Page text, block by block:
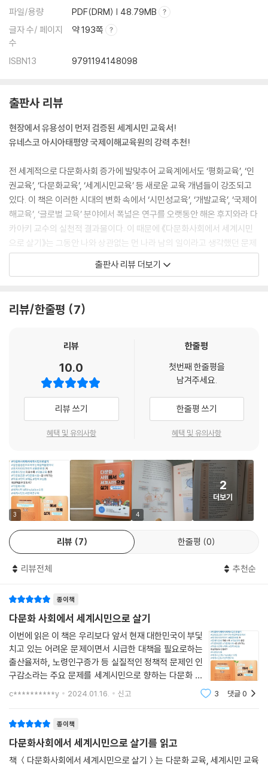
파일/용량
PDF(DRM) | 48.79MB
글자 수/ 페이지
수
약 193쪽
ISBN13 9791194148098
출판사 리뷰
현장에서 유용성이 먼저 검증된 세계시민 교육서!
유네스코 아시아태평양 국제이해교육원의 강력 추천!
전 세계적으로 다문화사회 증가에 발맞추어 교육계에서도 ‘평화교육’, ‘인
권교육’, ‘다문화교육’, ‘세계시민교육’ 등 새로운 교육 개념들이 강조되고
있다. 이 책은 이러한 시대의 변화 속에서 ‘시민성교육’, ‘개발교육’, ‘국제이
해교육’, ‘글로벌 교육’ 분야에서 폭넓은 연구를 오랫동안 해온 후지와라 다
카아키 교수의 실천적 결과물이다. 이 때문에 《다문화사회에서 세계시민
으로 살기》는 그동안 나와 상관없는 먼 나라 남의 일이라고 생각했던 문제
가 나와 내 주변인에게도 영향을 미치는 중요한 문제이고, 다음으로 미루
었던 문제들이 지금 당장 해결해야 하는 급박한 문제라는 사실을 인식하고
이 책의 가장 큰 특징은 다문화사회에서는 구성원에 따라 다양한 입장과
뮬레이션 방식을 도입하고 ‘역할극’을 활용한 점이다. 누구나 다문화사회
동자가 될 수도 있음을 깨달을 때 다문화사회의 갈등을 바라보는 시각 또
한 다양해질 수 있음을 몸소 느끼게 하는 것이다. 역할극을 한 후 토론으로
해결책을 모색하는 흐름 또한 서로 다른 이들의 ‘공존’이 얼마나 쉽지 않은
것인지 체감하게 하고, 눈앞의 문제를 외면해서는 안 된다고 설득한다.
을 가르치는 교사들이 현장에서 이 책의 유용성을 먼저 확인한 후 한국어
판 출간을 제안한 이유다. 이들의 열정에 세계시민교육의 중심 기관이라
할 수 있는 유네스코 아시아태평양 국제이해교육원과 한국국제이해교육
학회 부회장인 김선미 교수가 감수에 참여하고 국내 상황에 맞는 각종 통
계 및 연구 자료로 내용을 보강했다. 그 결과 《다문화사회에서 세계시민으
로 살기》는 국내 ‘다문화사회’와 ‘세계시민교육’ 교재이자 참고서로 손색없
는 완성도를 갖추게 되었다.
교사와 학습자를 모두를 위한 실용적이고 촘촘한 시뮬레이션 설계
수업에 필요한 역할 시뮬레이션 카드와 영상 자료 제공
《다문화사회에서 세계시민으로 살기》로 학습자는 ‘표주박인’, ‘재깍인’, ‘느
슨인’이라는 가상사회의 인물로 역할극을 한다. ‘표주박인’은 근대적 시민
생활이 보장된 나라의 국민인 동시에 이민을 받아들이는 이민 수용국 구성
원으로, ‘재깍인’은 노동력과 경제력에 가치를 두는 이주민 으로, ‘느슨
인’은 노동보다는 자연과의 공존과 공동체에 가치를 두는 이주민으로 설정
리 사회에서 실제로 일어나고 있는 현실적인 문제들을 다루고 있어 학습자
의 흥미를 불러일으킨다.
또 이민 수용국인 표주박나라에서 이주민으로 인해 발생하는 다양한 갈등
출판사 리뷰 더보기
리뷰/한줄평 7
리뷰
10.0
리뷰 쓰기
혜택 및 유의사항
한줄평
첫번째 한줄평을
남겨주세요.
한줄평 쓰기
혜택 및 유의사항
3 4
2
더보기
리뷰 7 한줄평 0
리뷰전체 추천순
종이책
다문화 사회에서 세계시민으로 살기
이번에 읽은 이 책은 우리보다 앞서 현재 대한민국이 부딫
치고 있는 어려운 문제이면서 시급한 대책을 필요로하는
출산율저하, 노령인구증가 등 실질적인 정책적 문제인 인
구감소라는 주요 문제를 세계시민으로 향하는 다문화 사
회적 시각으로 생각해 보고자하는 것입니다. 그렇다면 추
천사에서도 직격했듯이 화학적결합을 필요로하는 세계시
c**********y 2024.01.16. 신고 3 댓글0
종이책
다문화사회에서 세계시민으로 살기를 읽고
책 ＜다문화사회에서 세계시민으로 살기＞는 다문화 교육, 세계시민 교육